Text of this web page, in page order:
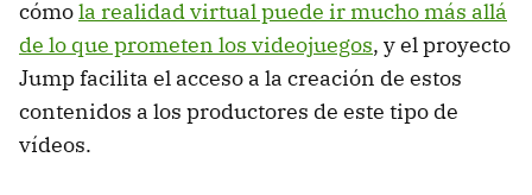
cómola realidad virtual puede ir mucho más allá
de lo que prometen los videojuegos, y el proyecto
Jump facilita el acceso a la creación de estos
contenidos a los productores de este tipo de
vídeos.